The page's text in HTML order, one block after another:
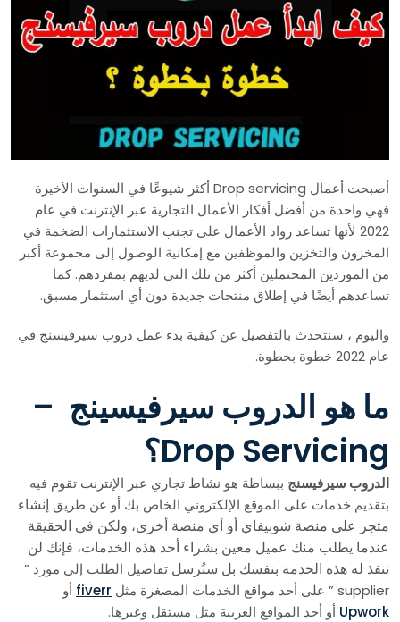
أصبحت أعمال Drop servicing أكثر شيوعًا في السنوات الأخيرة
فهي واحدة من أفضل أفكار الأعمال التجارية عبر الإنترنت في عام
2022 لأنها تساعد رواد الأعمال على تجنب الاستثمارات الضخمة في
المخزون والتخزين والموظفين مع إمكانية الوصول إلى مجموعة أكبر
من الموردين المحتملين أكثر من تلك التي لديهم بمفردهم. كما
تساعدهم أيضًا في إطلاق منتجات جديدة دون أي استثمار مسبق.
واليوم ، سنتحدث بالتفصيل عن كيفية بدء عمل دروب سيرفيسنج في
عام 2022 خطوة بخطوة.
ما هو الدروب سيرفيسينج –
Drop Servicing؟
الدروب سيرفيسنج ببساطة هو نشاط تجاري عبر الإنترنت تقوم فيه
بتقديم خدمات على الموقع الإلكتروني الخاص بك أو عن طريق إنشاء
متجر على منصة شوبيفاي أو أي منصة أخرى، ولكن في الحقيقة
عندما يطلب منك عميل معين بشراء أحد هذه الخدمات، فإنك لن
تنفذ له هذه الخدمة بنفسك بل ستُرسل تفاصيل الطلب إلى مورد ”
supplier ” على أحد مواقع الخدمات المصغرة مثل
fiverr أو
Upwork أو أحد المواقع العربية مثل مستقل وغيرها.